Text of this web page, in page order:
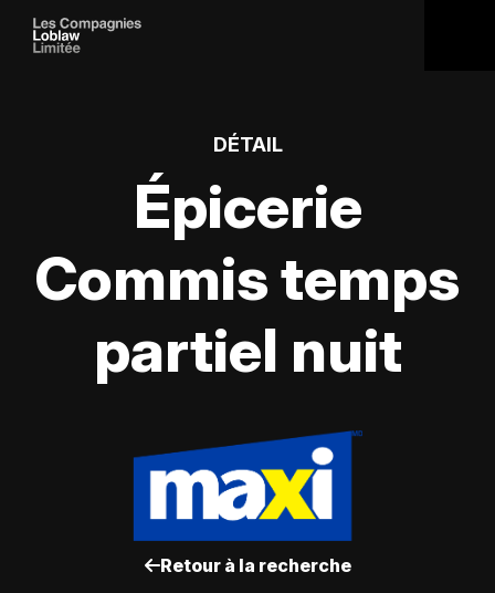
DÉTAIL
Épicerie
Commis temps
partiel nuit
Retour à la recherche